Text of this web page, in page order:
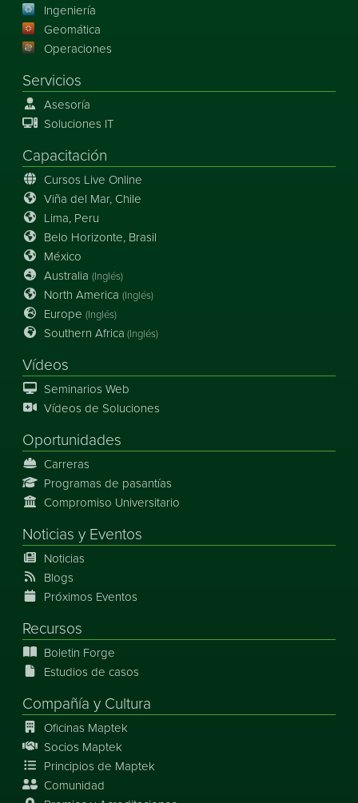
Ingeniería
Geomática
Operaciones
Servicios
Asesoría
Soluciones IT
Capacitación
Cursos Live Online
Viña del Mar, Chile
Lima, Peru
Belo Horizonte, Brasil
México
Australia (Inglés)
North America (Inglés)
Europe (Inglés)
Southern Africa (Inglés)
Vídeos
Seminarios Web
Vídeos de Soluciones
Oportunidades
Carreras
Programas de pasantías
Compromiso Universitario
Noticias y Eventos
Noticias
Blogs
Próximos Eventos
Recursos
Boletin Forge
Estudios de casos
Compañía y Cultura
Oficinas Maptek
Socios Maptek
Principios de Maptek
Comunidad